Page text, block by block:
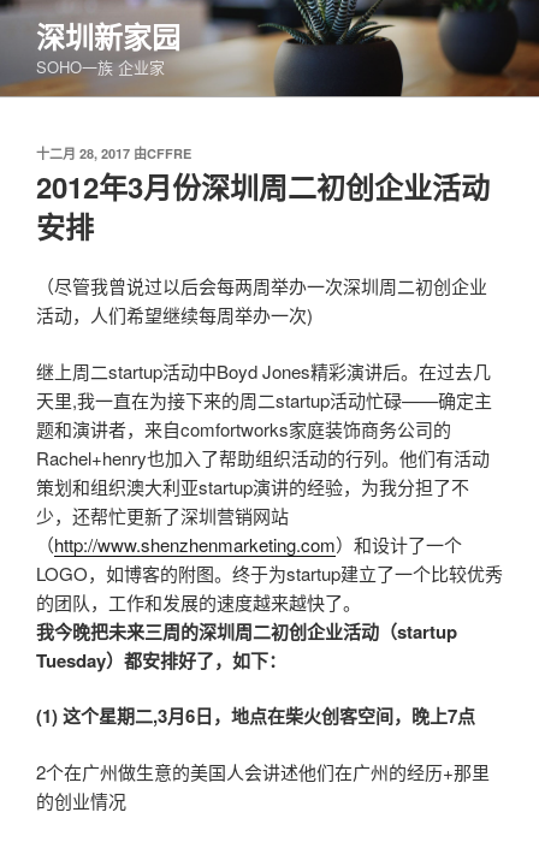
跳
容
深圳新家园
SOHO一族 企业家
发
布
于
十二月 28, 2017 由CFFRE
2012年3月份深圳周二初创企业活动
安排
（尽管我曾说过以后会每两周举办一次深圳周二初创企业
活动，人们希望继续每周举办一次)
继上周二startup活动中Boyd Jones精彩演讲后。在过去几
天里,我一直在为接下来的周二startup活动忙碌——确定主
题和演讲者，来自comfortworks家庭装饰商务公司的
Rachel+henry也加入了帮助组织活动的行列。他们有活动
策划和组织澳大利亚startup演讲的经验，为我分担了不
少，还帮忙更新了深圳营销网站
（http://www.shenzhenmarketing.com）和设计了一个
LOGO，如博客的附图。终于为startup建立了一个比较优秀
的团队，工作和发展的速度越来越快了。
我今晚把未来三周的深圳周二初创企业活动（startup
Tuesday）都安排好了，如下：
(1) 这个星期二,3月6日，地点在柴火创客空间，晚上7点
2个在广州做生意的美国人会讲述他们在广州的经历+那里
的创业情况